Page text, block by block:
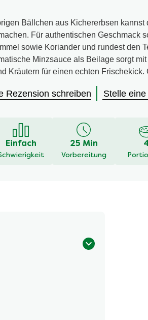
Bällchen aus Kichererbsen
Für authentischen Geschmack
sowie Koriander und rundest den
Minzsauce als Beilage sorgt
Kräutern für einen echten Frischekick.
Rezension schreiben Stelle
Einfach 25 Min
Vorbereitung